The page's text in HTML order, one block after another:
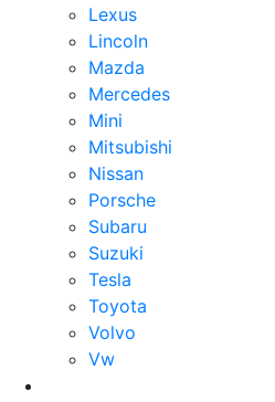
Lexus
Lincoln
Mazda
Mercedes
Mini
Mitsubishi
Nissan
Porsche
Subaru
Suzuki
Tesla
Toyota
Volvo
Vw